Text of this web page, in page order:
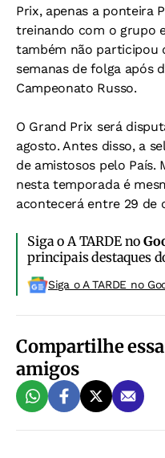
Prix, apenas a ponteira
treinando com o grupo
também não participou
semanas de folga após
Campeonato Russo.
O Grand Prix será
agosto. Antes disso, a
de amistosos pelo País.
nesta temporada é
acontecerá entre 29 de
Siga o A TARDE no
principais destaques
Siga o A TARDE no
Compartilhe
amigos